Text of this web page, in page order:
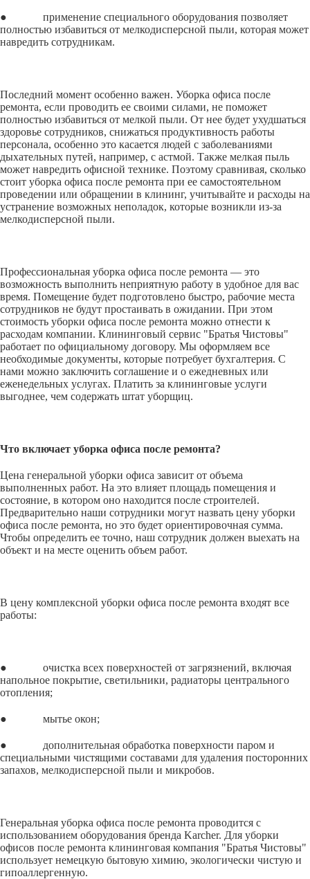
● применение специального оборудования позволяет
полностью избавиться от мелкодисперсной пыли, которая может
навредить сотрудникам.
Последний момент особенно важен. Уборка офиса после
ремонта, если проводить ее своими силами, не поможет
полностью избавиться от мелкой пыли. От нее будет ухудшаться
здоровье сотрудников, снижаться продуктивность работы
персонала, особенно это касается людей с заболеваниями
дыхательных путей, например, с астмой. Также мелкая пыль
может навредить офисной технике. Поэтому сравнивая, сколько
стоит уборка офиса после ремонта при ее самостоятельном
проведении или обращении в клининг, учитывайте и расходы на
устранение возможных неполадок, которые возникли из-за
мелкодисперсной пыли.
Профессиональная уборка офиса после ремонта — это
возможность выполнить неприятную работу в удобное для вас
время. Помещение будет подготовлено быстро, рабочие места
сотрудников не будут простаивать в ожидании. При этом
стоимость уборки офиса после ремонта можно отнести к
расходам компании. Клининговый сервис "Братья Чистовы"
работает по официальному договору. Мы оформляем все
необходимые документы, которые потребует бухгалтерия. С
нами можно заключить соглашение и о ежедневных или
еженедельных услугах. Платить за клининговые услуги
выгоднее, чем содержать штат уборщиц.
Что включает уборка офиса после ремонта?
Цена генеральной уборки офиса зависит от объема
выполненных работ. На это влияет площадь помещения и
состояние, в котором оно находится после строителей.
Предварительно наши сотрудники могут назвать цену уборки
офиса после ремонта, но это будет ориентировочная сумма.
Чтобы определить ее точно, наш сотрудник должен выехать на
объект и на месте оценить объем работ.
В цену комплексной уборки офиса после ремонта входят все
работы:
● очистка всех поверхностей от загрязнений, включая
напольное покрытие, светильники, радиаторы центрального
отопления;
● мытье окон;
● дополнительная обработка поверхности паром и
специальными чистящими составами для удаления посторонних
запахов, мелкодисперсной пыли и микробов.
Генеральная уборка офиса после ремонта проводится с
использованием оборудования бренда Karcher. Для уборки
офисов после ремонта клининговая компания "Братья Чистовы"
использует немецкую бытовую химию, экологически чистую и
гипоаллергенную.